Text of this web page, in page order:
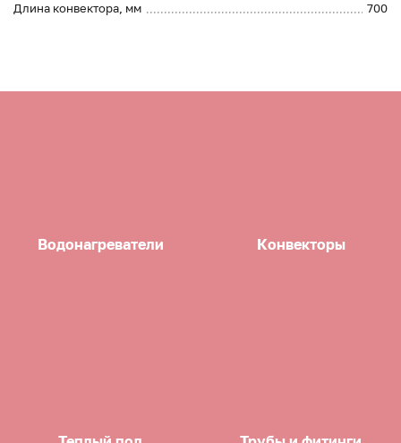
Длина конвектора, мм
700
Водонагреватели Конвекторы